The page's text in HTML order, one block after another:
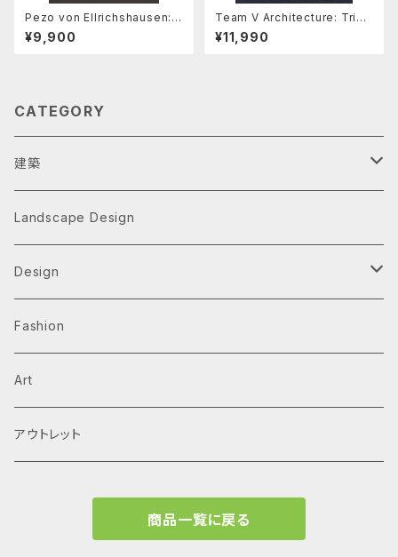
Pezo von Ellrichshausen: P
roto Vernicular
¥9,900
Team V Architecture: Trian
gulations
¥11,990
CATEGORY
建築
Architecture Monographs
Alvar Aalto
Arne Jacobsen
History & Reference
Av Monographs
C3 magazine
El Croquis
Landscape Design
Design
Graphic
Logo
Typography
Products
家具
Fashion
Art
アウトレット
商品一覧に戻る